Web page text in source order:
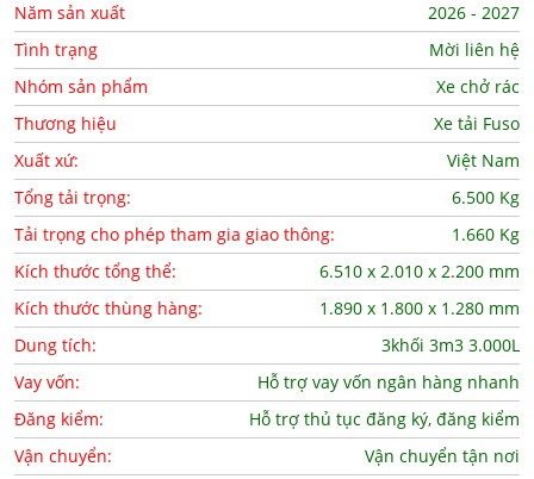
Năm sản xuất
2026 - 2027
Tình trạng
Mời liên hệ
Nhóm sản phẩm
Xe chở rác
Thương hiệu
Xe tải Fuso
Xuất xứ:
Việt Nam
Tổng tải trọng:
6.500 Kg
Tải trọng cho phép tham gia giao thông:
1.660 Kg
Kích thước tổng thể:
6.510 x 2.010 x 2.200 mm
Kích thước thùng hàng:
1.890 x 1.800 x 1.280 mm
Dung tích:
3khối 3m3 3.000L
Vay vốn:
Hỗ trợ vay vốn ngân hàng nhanh
Đăng kiểm:
Hỗ trợ thủ tục đăng ký, đăng kiểm
Vận chuyển:
Vận chuyển tận nơi